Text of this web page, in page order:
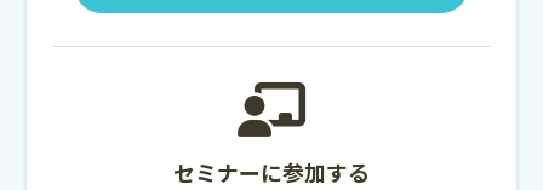
セミナーに参加する